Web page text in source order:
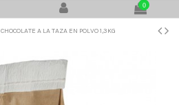
0
CHOCOLATE A LA TAZA EN POLVO 1,3KG